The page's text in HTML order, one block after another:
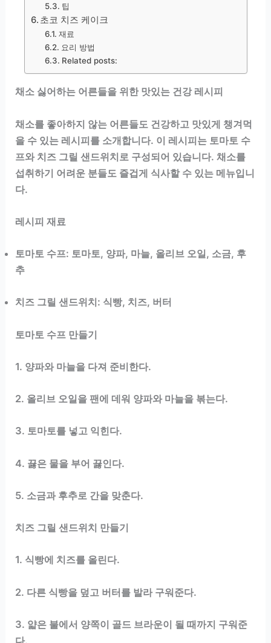
팁
초코 치즈 케이크
재료
요리 방법
Related posts:
채소 싫어하는 어른들을 위한 맛있는 건강 레시피
채소를 좋아하지 않는 어른들도 건강하고 맛있게 챙겨먹
을 수 있는 레시피를 소개합니다. 이 레시피는 토마토 수
프와 치즈 그릴 샌드위치로 구성되어 있습니다. 채소를
섭취하기 어려운 분들도 즐겁게 식사할 수 있는 메뉴입니
다.
레시피 재료
토마토 수프: 토마토, 양파, 마늘, 올리브 오일, 소금, 후
추
치즈 그릴 샌드위치: 식빵, 치즈, 버터
토마토 수프 만들기
1. 양파와 마늘을 다져 준비한다.
2. 올리브 오일을 팬에 데워 양파와 마늘을 볶는다.
3. 토마토를 넣고 익힌다.
4. 끓은 물을 부어 끓인다.
5. 소금과 후추로 간을 맞춘다.
치즈 그릴 샌드위치 만들기
1. 식빵에 치즈를 올린다.
2. 다른 식빵을 덮고 버터를 발라 구워준다.
3. 얇은 불에서 양쪽이 골드 브라운이 될 때까지 구워준
다.